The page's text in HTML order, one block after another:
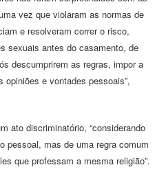
vez que violaram as normas de
e resolveram correr o risco,
sexuais antes do casamento, de
descumprirem as regras, impor a
e vontades pessoais”,
ato discriminatório, “considerando
pessoal, mas de uma regra comum
que professam a mesma religião”.